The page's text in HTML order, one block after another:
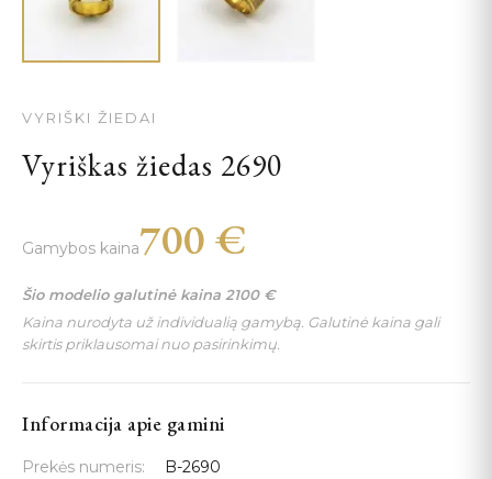
VYRIŠKI ŽIEDAI
Vyriškas žiedas 2690
Gamybos kaina700 €
Šio modelio galutinė kaina 2100 €
Kaina nurodyta už individualią gamybą. Galutinė kaina gali
skirtis priklausomai nuo pasirinkimų.
Informacija apie gamini
Prekės numeris:
B-2690